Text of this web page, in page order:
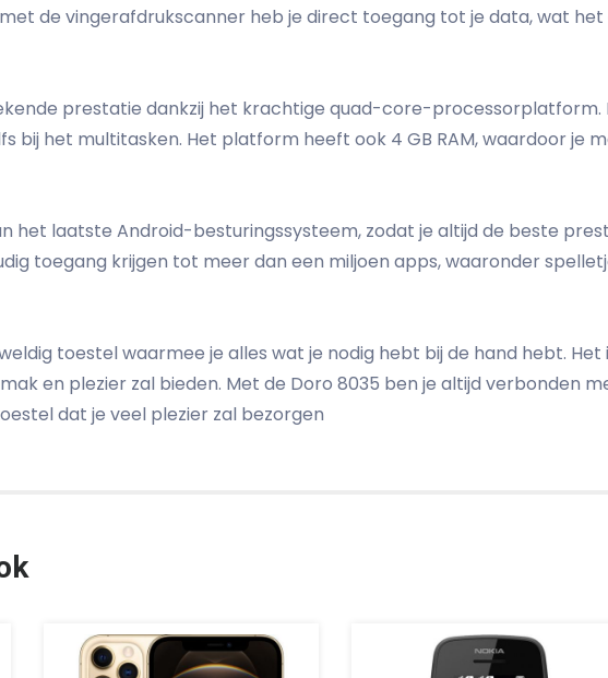
de vingerafdrukscanner heb je direct toegang tot je data, wat
prestatie dankzij het krachtige quad-core-
bij het multitasken. Het platform heeft ook 4 GB RAM, waardoor je
het laatste Android-besturingssysteem, zodat je altijd de beste
toegang krijgen tot meer dan een miljoen apps, waaronder
toestel waarmee je alles wat je nodig hebt bij de hand hebt. Het
en plezier zal bieden. Met de Doro 8035 ben je altijd verbonden
dat je veel plezier zal bezorgen